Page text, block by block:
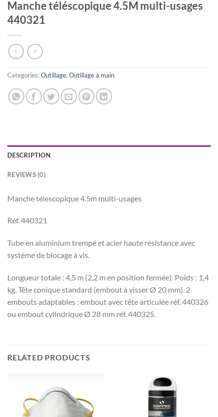
Manche téléscopique 4.5M multi-usages
440321
Categories:Outillage, Outillage à main
DESCRIPTION
REVIEWS (0)
Manche télescopique 4.5m multi-usages
Réf. 440321
Tube en aluminium trempé et acier haute résistance avec
système de blocage à vis.
Longueur totale : 4,5 m (2,2 m en position fermée). Poids : 1,4
kg. Tête conique standard (embout à visser Ø 20 mm). 2
embouts adaptables : embout avec tête articulée réf. 440326
ou embout cylindrique Ø 28 mm réf. 440325.
RELATED PRODUCTS